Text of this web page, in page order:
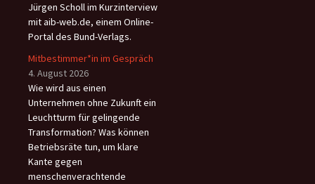
Jürgen Scholl im Kurzinterview
mit aib-web.de, einem Online-
Portal des Bund-Verlags.
Mitbestimmer*in im Gespräch
4. August 2026
Wie wird aus einen
Unternehmen ohne Zukunft ein
Leuchtturm für gelingende
Transformation? Was können
Betriebsräte tun, um klare
Kante gegen
menschenverachtende